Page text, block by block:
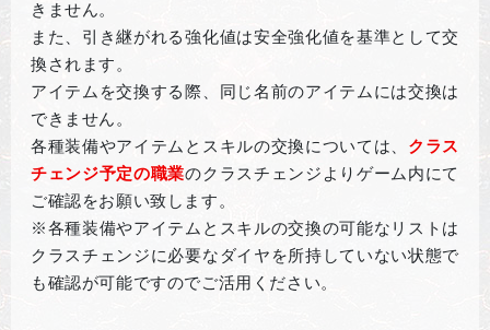
きません。
また、引き継がれる強化値は安全強化値を基準として交
換されます。
アイテムを交換する際、同じ名前のアイテムには交換は
できません。
各種装備やアイテムとスキルの交換については、 クラス
チェンジ予定の職業のクラスチェンジよりゲーム内にて
ご確認をお願い致します。
※各種装備やアイテムとスキルの交換の可能なリストは
クラスチェンジに必要なダイヤを所持していない状態で
も確認が可能ですのでご活用ください。